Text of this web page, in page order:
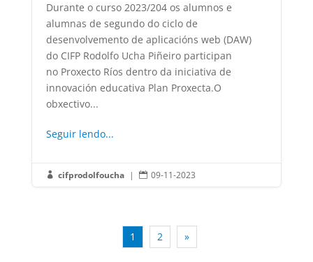
Durante o curso 2023/204 os alumnos e
alumnas de segundo do ciclo de
desenvolvemento de aplicacións web (DAW)
do CIFP Rodolfo Ucha Piñeiro participan
no Proxecto Ríos dentro da iniciativa de
innovación educativa Plan Proxecta.O
obxectivo...
Seguir lendo...
 cifprodolfoucha |  09-11-2023
1 2 »